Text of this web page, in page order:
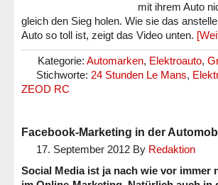
mit ihrem Auto
gleich den Sieg holen. Wie sie das
Auto so toll ist, zeigt das Video unten.
Kategorie: Automarken, Elektroauto,
Stichworte: 24 Stunden Le Mans,
ZEOD RC
Facebook-Marketing in der
17. September 2012 By Redaktion
Social Media ist ja nach wie vor immer